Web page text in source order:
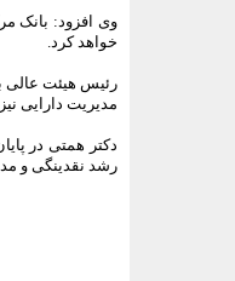
وی افزود: بانک
خواهد کرد.
رئیس هیئت عالی
مدیریت دارایی
دکتر همتی در
رشد نقدینگی و